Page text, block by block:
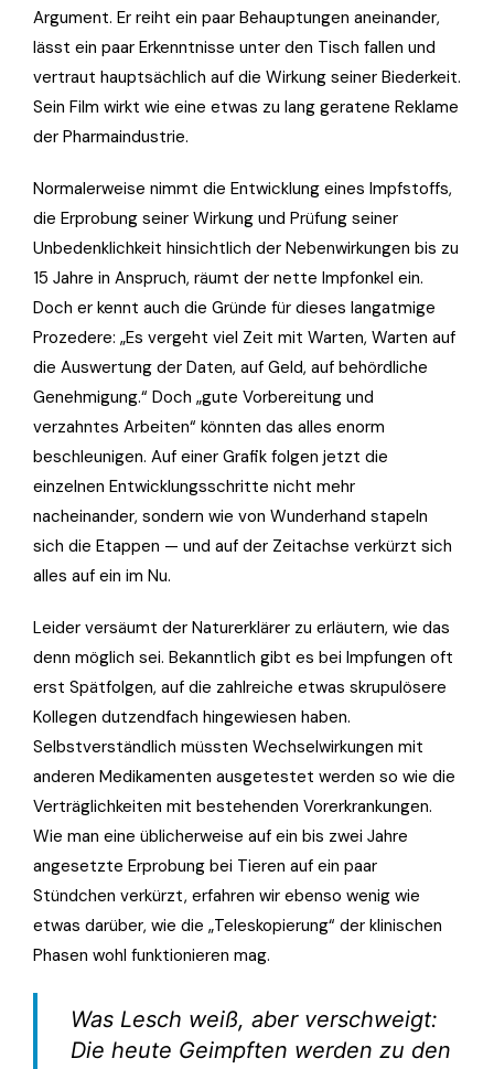
Argument. Er reiht ein paar Behauptungen aneinander,
lässt ein paar Erkenntnisse unter den Tisch fallen und
vertraut hauptsächlich auf die Wirkung seiner Biederkeit.
Sein Film wirkt wie eine etwas zu lang geratene Reklame
der Pharmaindustrie.
Normalerweise nimmt die Entwicklung eines Impfstoffs,
die Erprobung seiner Wirkung und Prüfung seiner
Unbedenklichkeit hinsichtlich der Nebenwirkungen bis zu
15 Jahre in Anspruch, räumt der nette Impfonkel ein.
Doch er kennt auch die Gründe für dieses langatmige
Prozedere: „Es vergeht viel Zeit mit Warten, Warten auf
die Auswertung der Daten, auf Geld, auf behördliche
Genehmigung.“ Doch „gute Vorbereitung und
verzahntes Arbeiten“ könnten das alles enorm
beschleunigen. Auf einer Grafik folgen jetzt die
einzelnen Entwicklungsschritte nicht mehr
nacheinander, sondern wie von Wunderhand stapeln
sich die Etappen — und auf der Zeitachse verkürzt sich
alles auf ein im Nu.
Leider versäumt der Naturerklärer zu erläutern, wie das
denn möglich sei. Bekanntlich gibt es bei Impfungen oft
erst Spätfolgen, auf die zahlreiche etwas skrupulösere
Kollegen dutzendfach hingewiesen haben.
Selbstverständlich müssten Wechselwirkungen mit
anderen Medikamenten ausgetestet werden so wie die
Verträglichkeiten mit bestehenden Vorerkrankungen.
Wie man eine üblicherweise auf ein bis zwei Jahre
angesetzte Erprobung bei Tieren auf ein paar
Stündchen verkürzt, erfahren wir ebenso wenig wie
etwas darüber, wie die „Teleskopierung“ der klinischen
Phasen wohl funktionieren mag.
Was Lesch weiß, aber verschweigt:
Die heute Geimpften werden zu den